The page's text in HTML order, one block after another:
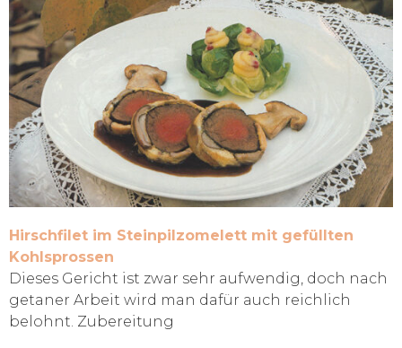
Hirschfilet im Steinpilzomelett mit gefüllten
Kohlsprossen
Dieses Gericht ist zwar sehr aufwendig, doch nach
getaner Arbeit wird man dafür auch reichlich
belohnt. Zubereitung